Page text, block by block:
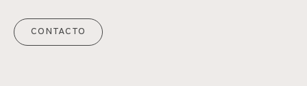
CONTACTO